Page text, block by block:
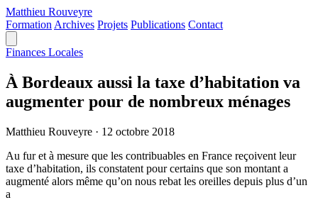
Matthieu Rouveyre
Formation Archives Projets Publications Contact
Finances Locales
À Bordeaux aussi la taxe d’habitation va
augmenter pour de nombreux ménages
Matthieu Rouveyre · 12 octobre 2018
Au fur et à mesure que les contribuables en France reçoivent leur
taxe d’habitation, ils constatent pour certains que son montant a
augmenté alors même qu’on nous rebat les oreilles depuis plus d’un
a